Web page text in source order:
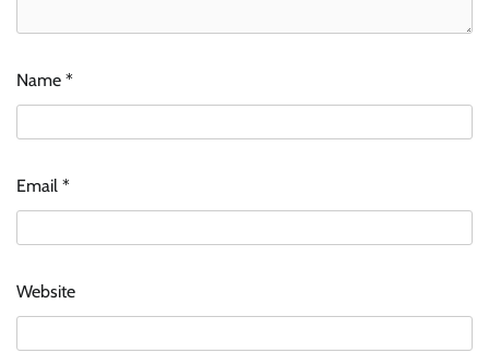
Name *
Email *
Website